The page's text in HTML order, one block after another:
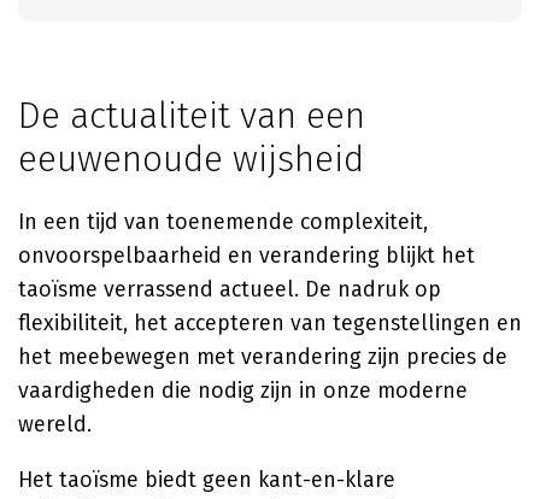
De actualiteit van een
eeuwenoude wijsheid
In een tijd van toenemende complexiteit,
onvoorspelbaarheid en verandering blijkt het
taoïsme verrassend actueel. De nadruk op
flexibiliteit, het accepteren van tegenstellingen en
het meebewegen met verandering zijn precies de
vaardigheden die nodig zijn in onze moderne
wereld.
Het taoïsme biedt geen kant-en-klare